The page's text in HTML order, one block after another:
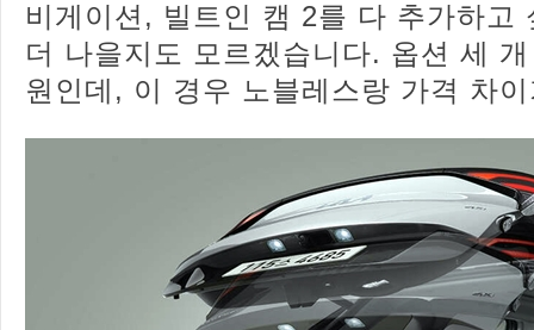
비게이션, 빌트인 캠 2를 다 추가하고
더 나을지도 모르겠습니다. 옵션 세
원인데, 이 경우 노블레스랑 가격 차